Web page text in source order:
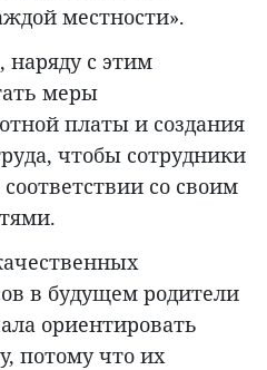
местности».
с этим
меры
платы и создания
чтобы сотрудники
со своим
в будущем родители
ориентировать
потому что их